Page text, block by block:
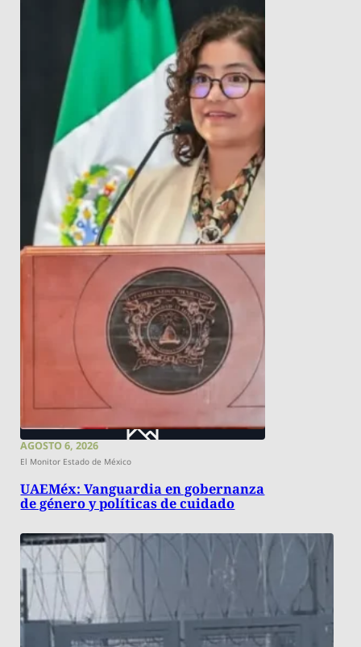
AGOSTO 6, 2026
El Monitor Estado de México
UAEMéx: Vanguardia en gobernanza
de género y políticas de cuidado